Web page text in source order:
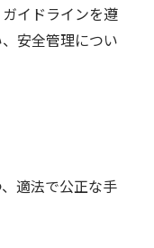
イドラインを遵
安全管理につい
適法で公正な手